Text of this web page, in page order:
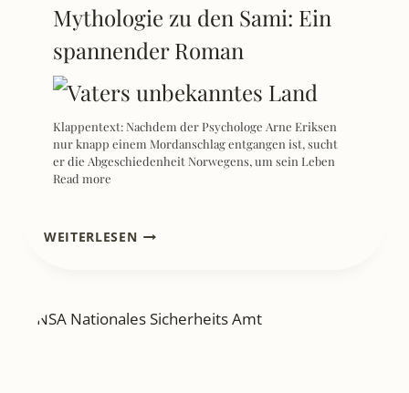
Mythologie zu den Sami: Ein
spannender Roman
Klappentext: Nachdem der Psychologe Arne Eriksen
nur knapp einem Mordanschlag entgangen ist, sucht
er die Abgeschiedenheit Norwegens, um sein Leben
Read more
WEITERLESEN[REZENSION]
DES
SOMMERS